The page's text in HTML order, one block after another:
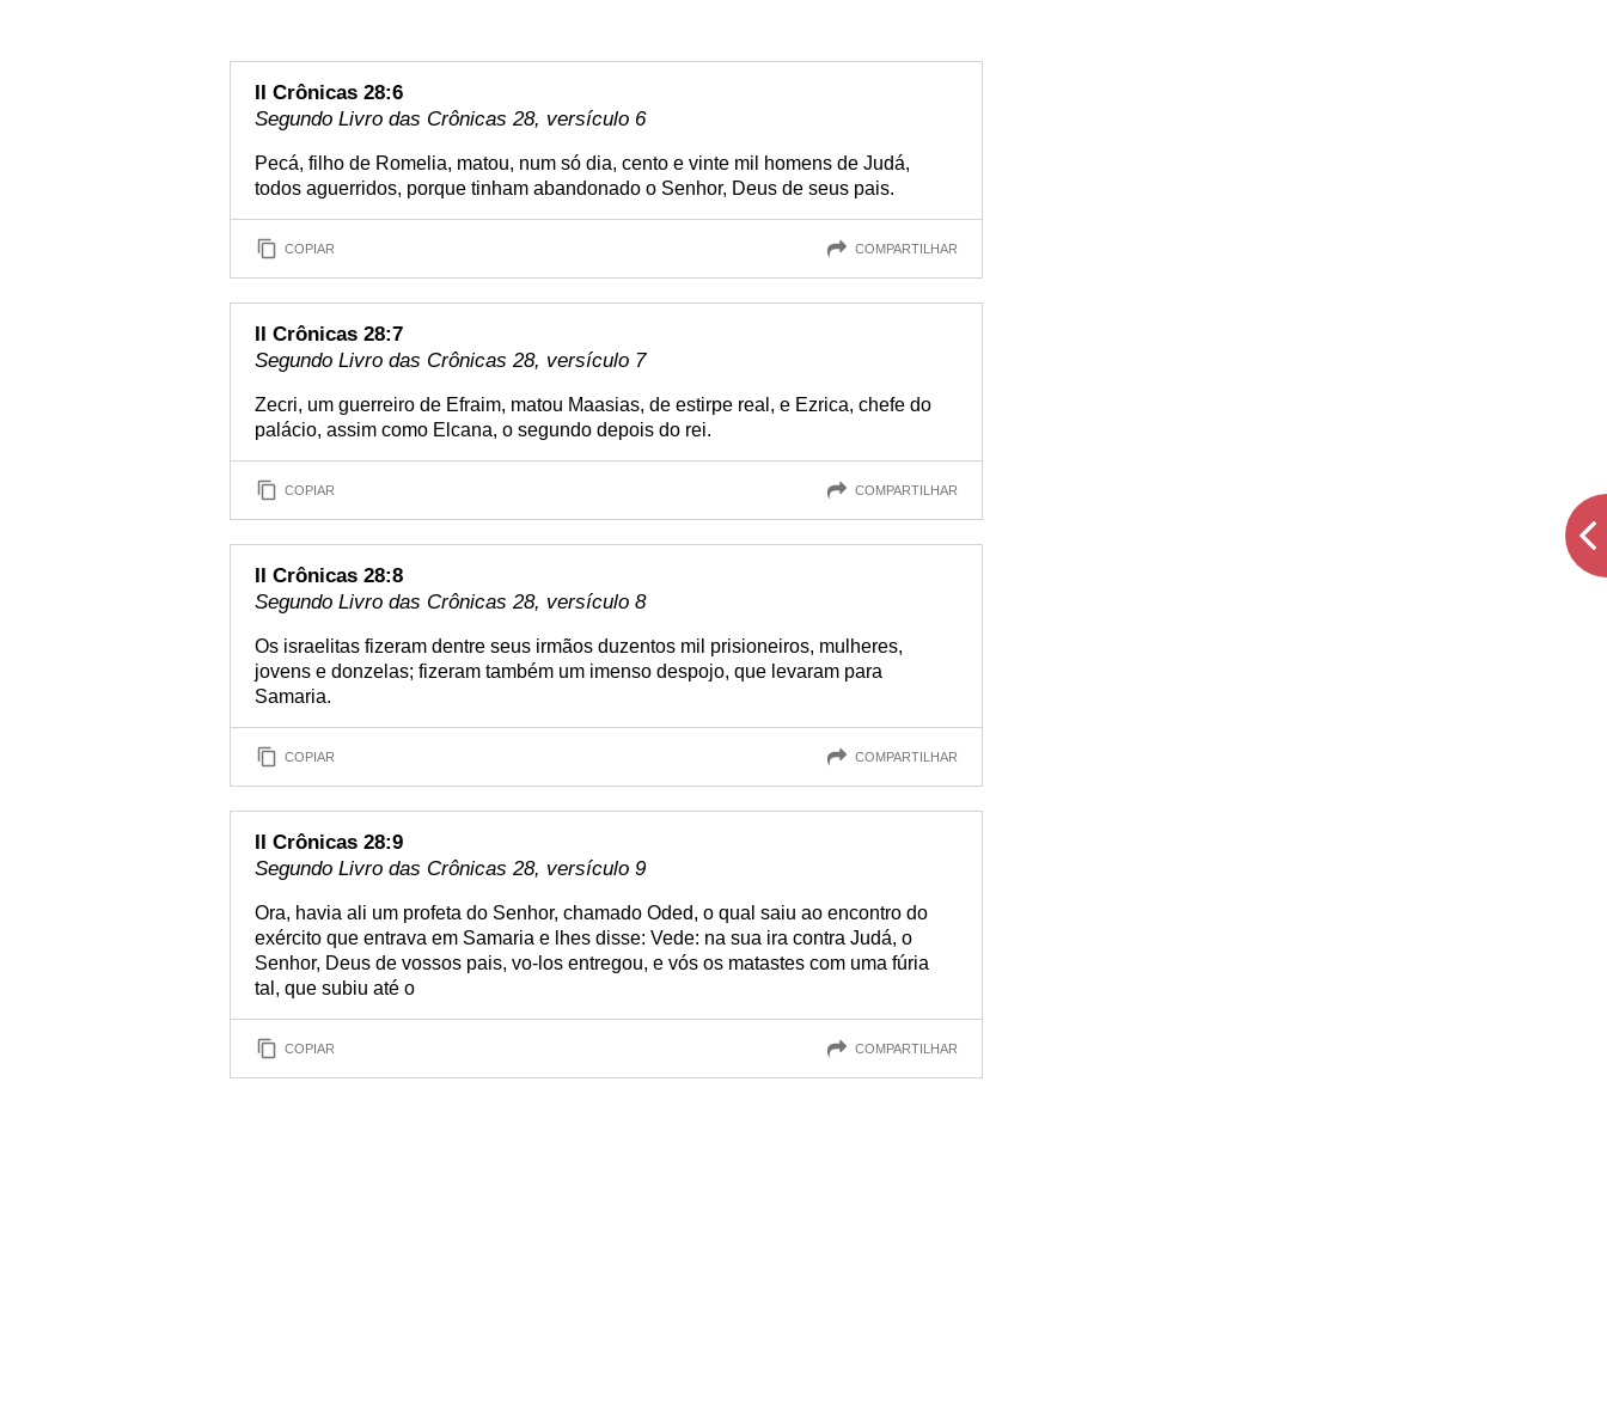
II Crônicas 28:6
Segundo Livro das Crônicas 28, versículo 6
Pecá, filho de Romelia, matou, num só dia, cento e vinte mil homens de Judá,
todos aguerridos, porque tinham abandonado o Senhor, Deus de seus pais.
COPIAR COMPARTILHAR
II Crônicas 28:7
Segundo Livro das Crônicas 28, versículo 7
Zecri, um guerreiro de Efraim, matou Maasias, de estirpe real, e Ezrica, chefe do
palácio, assim como Elcana, o segundo depois do rei.
COPIAR COMPARTILHAR
II Crônicas 28:8
Segundo Livro das Crônicas 28, versículo 8
Os israelitas fizeram dentre seus irmãos duzentos mil prisioneiros, mulheres,
jovens e donzelas; fizeram também um imenso despojo, que levaram para
Samaria.
COPIAR COMPARTILHAR
II Crônicas 28:9
Segundo Livro das Crônicas 28, versículo 9
Ora, havia ali um profeta do Senhor, chamado Oded, o qual saiu ao encontro do
exército que entrava em Samaria e lhes disse: Vede: na sua ira contra Judá, o
Senhor, Deus de vossos pais, vo-los entregou, e vós os matastes com uma fúria
tal, que subiu até o
COPIAR COMPARTILHAR